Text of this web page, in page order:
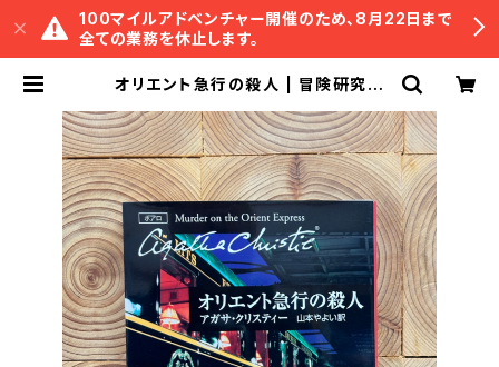
100マイルアドベンチャー開催のため、8月22日まで
全ての業務を休止します。
オリエント急行の殺人 | 冒険研究所